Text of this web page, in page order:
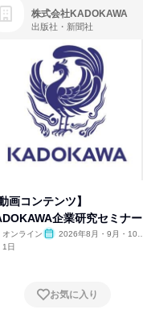
株式会社KADOKAWA
出版社・新聞社
動画コンテンツ】
企業研究セミナー
オンライン
2026年8月・9月・10
1日
お気に入り